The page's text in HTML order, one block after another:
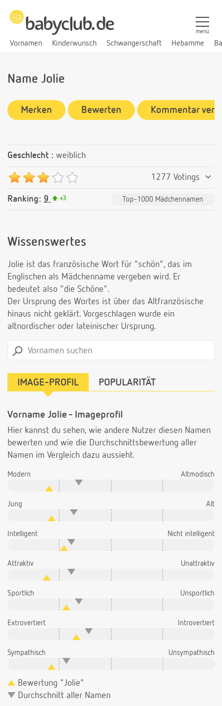
Vornamen Kinderwunsch Schwangerschaft Hebamme
menü
Name Jolie
Merken Bewerten Kommentar
Geschlecht : weiblich
1277 Votings
Ranking: 9 +3 Top-1000 Mädchennamen
Wissenswertes
Jolie ist das französische Wort für "schön", das im
Englischen als Mädchenname vergeben wird. Er
bedeutet also "die Schöne".
Der Ursprung des Wortes ist über das Altfranzösische
hinaus nicht geklärt. Vorgeschlagen wurde ein
altnordischer oder lateinischer Ursprung.
IMAGE-PROFIL POPULARITÄT
Vorname Jolie - Imageprofil
Hier kannst du sehen, wie andere Nutzer diesen Namen
bewerten und wie die Durchschnittsbewertung aller
Namen im Vergleich dazu aussieht.
Modern Altmodisch
Jung Alt
Intelligent Nicht intelligent
Attraktiv Unattraktiv
Sportlich Unsportlich
Extrovertiert Introvertiert
Sympathisch Unsympathisch
Bewertung "Jolie"
Durchschnitt aller Namen